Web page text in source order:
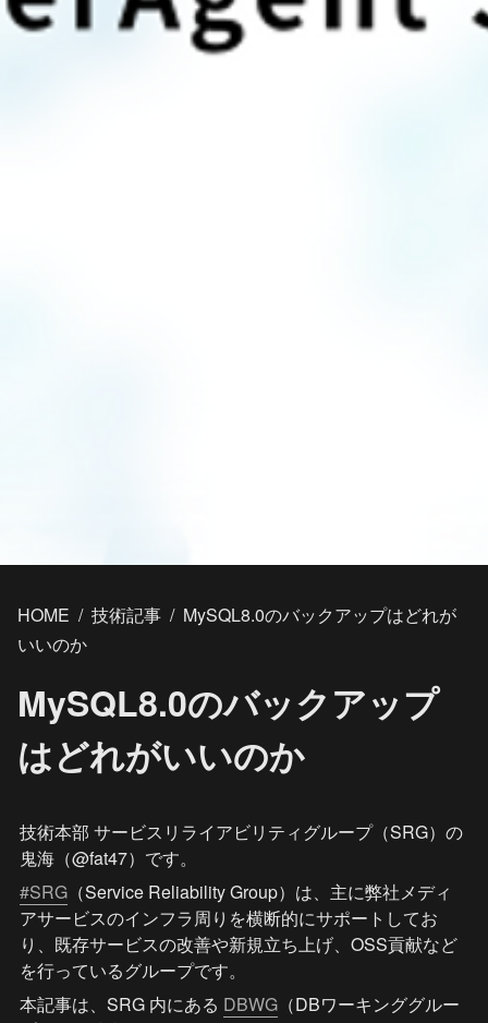
HOME / 技術記事 / MySQL8.0のバックアップはどれが
いいのか
MySQL8.0のバックアップ
はどれがいいのか
技術本部 サービスリライアビリティグループ（SRG）の
鬼海（@fat47）です。
#SRG （Service Reliability Group）は、主に弊社メディ
アサービスのインフラ周りを横断的にサポートしてお
り、既存サービスの改善や新規立ち上げ、OSS貢献など
を行っているグループです。
本記事は、SRG 内にある DBWG （DBワーキンググルー